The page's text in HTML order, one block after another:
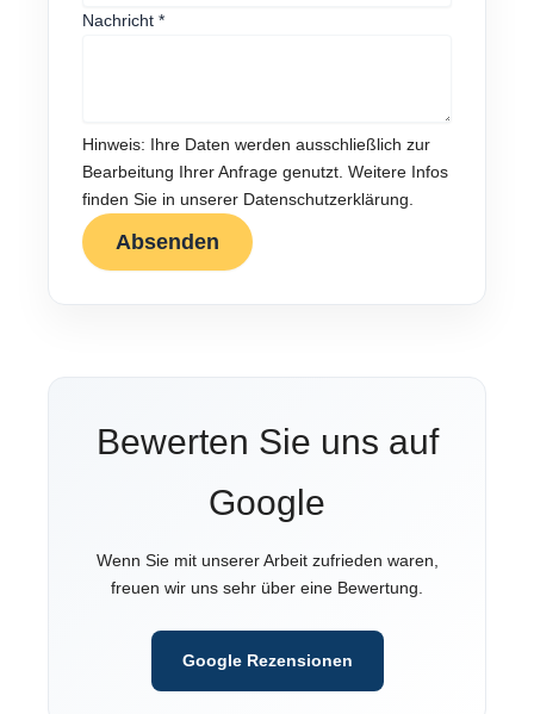
e
ü
c
k
r
u
Nachricht *
Hinweis: Ihre Daten werden ausschließlich zur
Bearbeitung Ihrer Anfrage genutzt. Weitere Infos
finden Sie in unserer Datenschutzerklärung.
Absenden
Bewerten Sie uns auf
Google
Wenn Sie mit unserer Arbeit zufrieden waren,
freuen wir uns sehr über eine Bewertung.
Google Rezensionen